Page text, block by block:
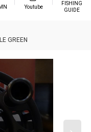
Youtube
FISHING
GUIDE
GREEN